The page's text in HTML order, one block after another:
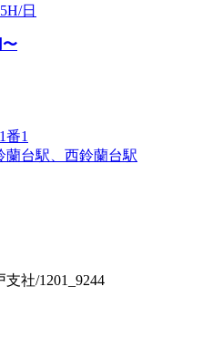
日
〜
番1
蘭台駅、西鈴蘭台駅
社/1201_9244